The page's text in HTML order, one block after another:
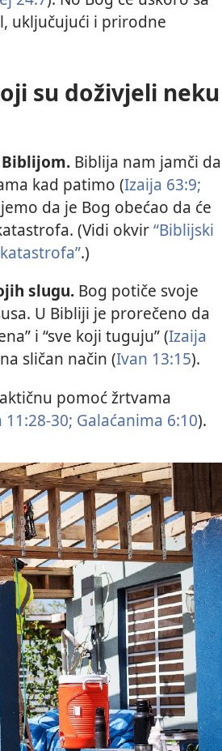
uključujući i prirodne
su doživjeli neku
Biblija nam jamči da
kad patimo (Izaija 63:9;
da je Bog obećao da će
(Vidi okvir“Biblijski
.)
slugu.Bog potiče svoje
U Bibliji je prorečeno da
i “sve koji tuguju” (Izaija
sličan način (Ivan 13:15).
pomoć žrtvama
30; Galaćanima 6:10).